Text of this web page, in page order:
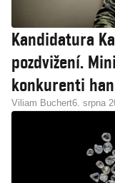
Kandidatura
pozdvižení.
konkurenti
Viliam Buchert6. srpna